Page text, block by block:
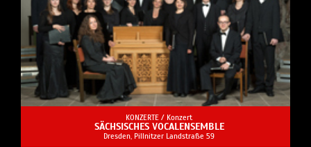
KONZERTE / Konzert
SÄCHSISCHES VOCALENSEMBLE
Dresden, Pillnitzer Landstraße 59